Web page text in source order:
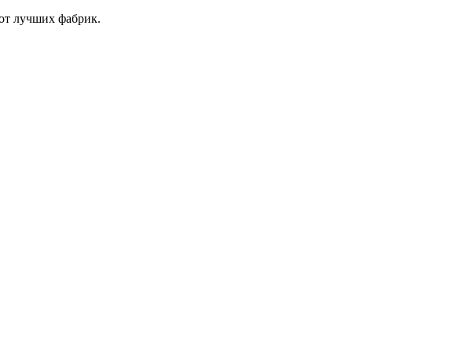
лучших фабрик.